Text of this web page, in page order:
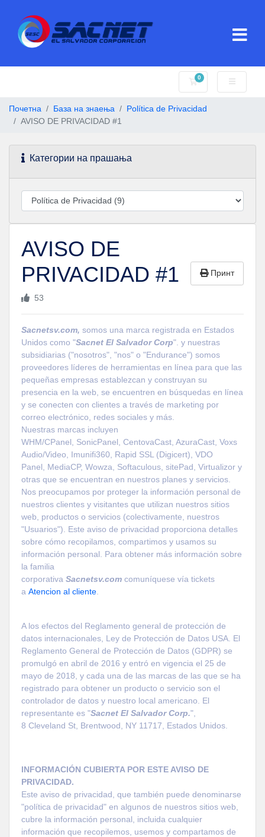
0
Потрошувачка
Почетна База на знаења
Política de Privacidad
AVISO DE PRIVACIDAD #1
Категории на прашања
AVISO DE
PRIVACIDAD #1
Принт
53
Sacnetsv.com, somos una marca registrada en Estados
Unidos como "Sacnet El SalvadorCorp" . y nuestras
subsidiarias ("nosotros", "nos" o "Endurance") somos
proveedores líderes de herramientas en línea para que las
pequeñas empresas establezcan y construyan su
presencia en la web, se encuentren en búsquedas en línea
y se conecten con clientes a través de marketing por
correo electrónico, redes sociales y más.
Nuestras marcas incluyen
WHM/CPanel SonicPanel CentovaCast , AzuraCast, Voxs
Audio/Video, Imunifi360, Rapid SSL (Digicert), VDO
Panel, MediaCP, Wowza Softaculous sitePad Virtualizor y
otras que se encuentran en nuestros planes y servicios.
Nos preocupamos por proteger la información personal de
nuestros clientes y visitantes que utilizan nuestros sitios
web, productos o servicios (colectivamente, nuestros
"Usuarios"). Este aviso de privacidad proporciona detalles
sobre cómo recopilamos, compartimos y usamos su
información personal. Para obtener más información sobre
la familia
corporativa Sacnetsv.com comuníquese vía tickets
a Atencion al cliente
A los efectos del Reglamento general de protección de
datos internacionales, Ley de Protección de Datos USA. El
Reglamento General de Protección de Datos (GDPR) se
promulgó en abril de 2016 y entró en vigencia el 25 de
mayo de 2018, y cada una de las marcas de las que se ha
registrado para obtener un producto o servicio son el
controlador de datos y nuestro local americano. El
representante es "Sacnet El SalvadorCorp.",
8 Cleveland St , Brentwood, NY 11717, Estados Unidos.
INFORMACIÓN CUBIERTA POR ESTE AVISO DE
PRIVACIDAD.
Este aviso de privacidad, que también puede denominarse
"política de privacidad" en algunos de nuestros sitios web,
cubre la información personal, incluida cualquier
información que recopilemos, usemos y compartamos de